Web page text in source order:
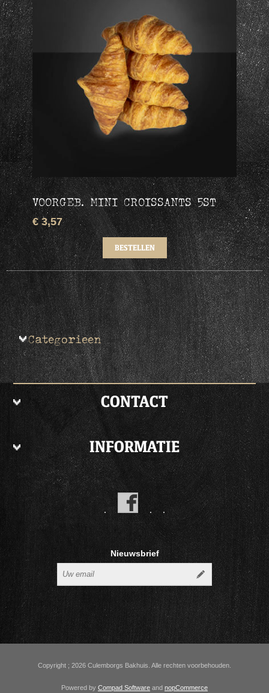
VOORGEB. MINI CROISSANTS 5ST
€ 3,57
Categorieen
CONTACT
INFORMATIE
Nieuwsbrief
Copyright ; 2026 Culemborgs Bakhuis. Alle rechten voorbehouden.
Powered by Compad Software and nopCommerce